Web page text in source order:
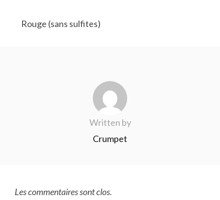
Rouge (sans sulfites)
Written by
Crumpet
Les commentaires sont clos.